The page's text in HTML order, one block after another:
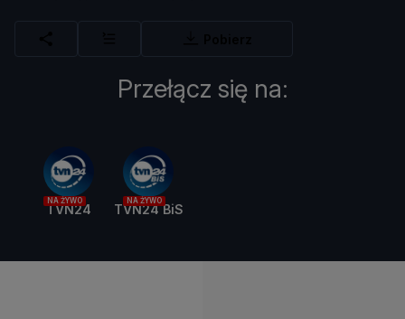
Przełącz się na:
NA ŻYWO
TVN24
NA ŻYWO
TVN24 BiS